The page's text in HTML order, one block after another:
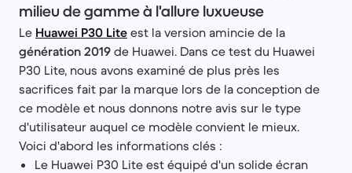
milieu de gamme à l'allure luxueuse
Le Huawei P30 Lite est la version amincie de la
génération 2019 de Huawei. Dans ce test du Huawei
P30 Lite, nous avons examiné de plus près les
sacrifices fait par la marque lors de la conception de
ce modèle et nous donnons notre avis sur le type
d'utilisateur auquel ce modèle convient le mieux.
Voici d'abord les informations clés :
Le Huawei P30 Lite est équipé d'un solide écran